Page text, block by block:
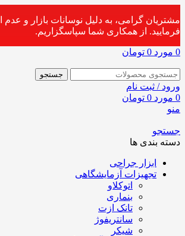
مشتریان گرامی، به دلیل نوسانات بازار و
فرمایید. از همکاری شما سپاسگزاریم.
0 مورد 0 تومان
جستجو
ورود / ثبت نام
0 مورد 0 تومان
منو
جستجو
دسته بندی ها
ابزار جراحی
تجهیزات آزمایشگاهی
اتوکلاو
بنماری
تانک ازت
سانتریفوژ
شیکر